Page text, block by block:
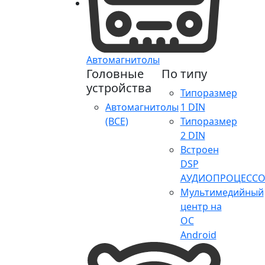
Автомагнитолы
Головные
устройства
Автомагнитолы
(ВСЕ)
По типу
Типоразмер
1 DIN
Типоразмер
2 DIN
Встроен
DSP
Мультимедийный
центр на
ОС
Android